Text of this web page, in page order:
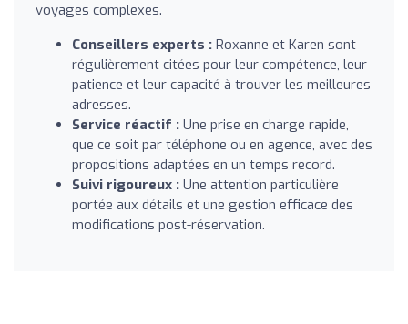
voyages complexes.
Conseillers experts : Roxanne et Karen sont
régulièrement citées pour leur compétence, leur
patience et leur capacité à trouver les meilleures
adresses.
Service réactif : Une prise en charge rapide,
que ce soit par téléphone ou en agence, avec des
propositions adaptées en un temps record.
Suivi rigoureux : Une attention particulière
portée aux détails et une gestion efficace des
modifications post-réservation.